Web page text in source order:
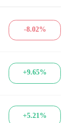
-8.02%
+9.65%
+5.21%